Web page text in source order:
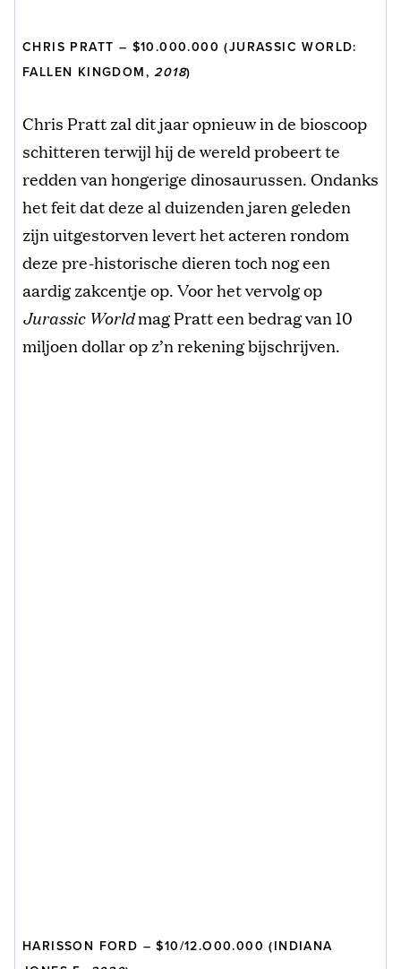
CHRIS PRATT – $10.000.000 (JURASSIC WORLD:
FALLEN KINGDOM,2018)
Chris Pratt zal dit jaar opnieuw in de bioscoop
schitteren terwijl hij de wereld probeert te
redden van hongerige dinosaurussen. Ondanks
het feit dat deze al duizenden jaren geleden
zijn uitgestorven levert het acteren rondom
deze pre-historische dieren toch nog een
aardig zakcentje op. Voor het vervolg op
Jurassic Worldmag Pratt een bedrag van 10
miljoen dollar op z’n rekening bijschrijven.
HARISSON FORD – $10/12.O00.000 (INDIANA